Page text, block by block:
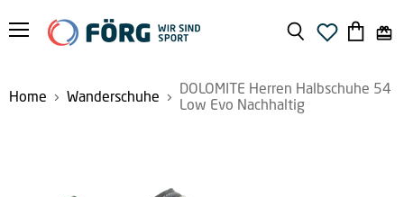
Menü
Home Wanderschuhe
DOLOMITE Herren Halbschuhe 54
Low Evo Nachhaltig